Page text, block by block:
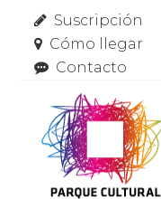
Suscripción
Cómo llegar
Contacto